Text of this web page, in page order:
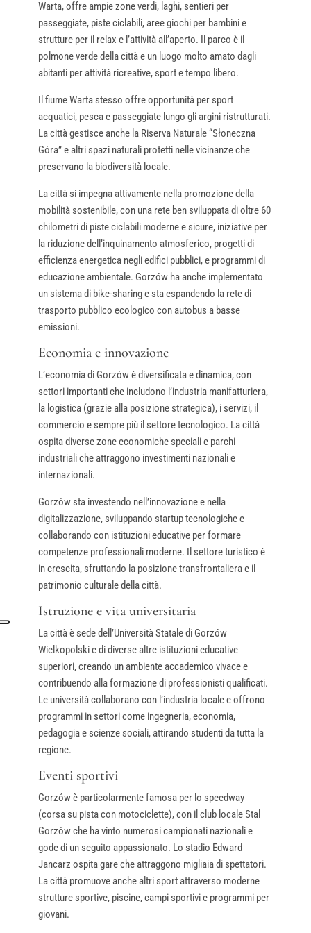
Warta, offre ampie zone verdi, laghi, sentieri per
passeggiate, piste ciclabili, aree giochi per bambini e
strutture per il relax e l’attività all’aperto. Il parco è il
polmone verde della città e un luogo molto amato dagli
abitanti per attività ricreative, sport e tempo libero.
Il fiume Warta stesso offre opportunità per sport
acquatici, pesca e passeggiate lungo gli argini ristrutturati.
La città gestisce anche la Riserva Naturale “Słoneczna
Góra” e altri spazi naturali protetti nelle vicinanze che
preservano la biodiversità locale.
La città si impegna attivamente nella promozione della
mobilità sostenibile, con una rete ben sviluppata di oltre 60
chilometri di piste ciclabili moderne e sicure, iniziative per
la riduzione dell’inquinamento atmosferico, progetti di
efficienza energetica negli edifici pubblici, e programmi di
educazione ambientale. Gorzów ha anche implementato
un sistema di bike-sharing e sta espandendo la rete di
trasporto pubblico ecologico con autobus a basse
emissioni.
Economia e innovazione
L’economia di Gorzów è diversificata e dinamica, con
settori importanti che includono l’industria manifatturiera,
la logistica (grazie alla posizione strategica), i servizi, il
commercio e sempre più il settore tecnologico. La città
ospita diverse zone economiche speciali e parchi
industriali che attraggono investimenti nazionali e
internazionali.
Gorzów sta investendo nell’innovazione e nella
digitalizzazione, sviluppando startup tecnologiche e
collaborando con istituzioni educative per formare
competenze professionali moderne. Il settore turistico è
in crescita, sfruttando la posizione transfrontaliera e il
patrimonio culturale della città.
Istruzione e vita universitaria
La città è sede dell’Università Statale di Gorzów
Wielkopolski e di diverse altre istituzioni educative
superiori, creando un ambiente accademico vivace e
contribuendo alla formazione di professionisti qualificati.
Le università collaborano con l’industria locale e offrono
programmi in settori come ingegneria, economia,
pedagogia e scienze sociali, attirando studenti da tutta la
regione.
Eventi sportivi
Gorzów è particolarmente famosa per lo speedway
(corsa su pista con motociclette), con il club locale Stal
Gorzów che ha vinto numerosi campionati nazionali e
gode di un seguito appassionato. Lo stadio Edward
Jancarz ospita gare che attraggono migliaia di spettatori.
La città promuove anche altri sport attraverso moderne
strutture sportive, piscine, campi sportivi e programmi per
giovani.